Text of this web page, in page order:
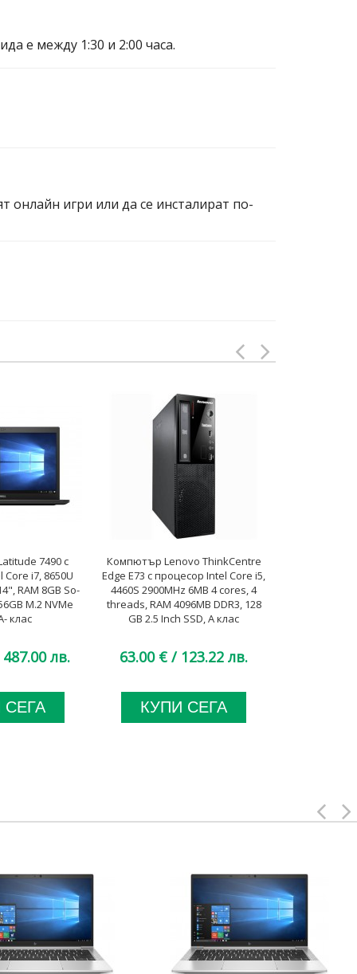
е между 1:30 и 2:00 часа.
онлайн игри или да се инсталират по-
7490 с
i7, 8650U
RAM 8GB So-
M.2 NVMe
клас
лв.
СЕГА
Компютър Lenovo ThinkCentre
Edge E73 с процесор Intel Core i5,
4460S 2900MHz 6MB 4 cores, 4
threads, RAM 4096MB DDR3, 128
GB 2.5 Inch SSD, А клас
63.00 € / 123.22 лв.
КУПИ СЕГА